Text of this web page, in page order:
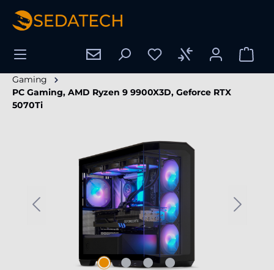
principal
Gaming
PC Gaming, AMD Ryzen 9 9900X3D, Geforce RTX
5070Ti
Omitir galería de imágenes